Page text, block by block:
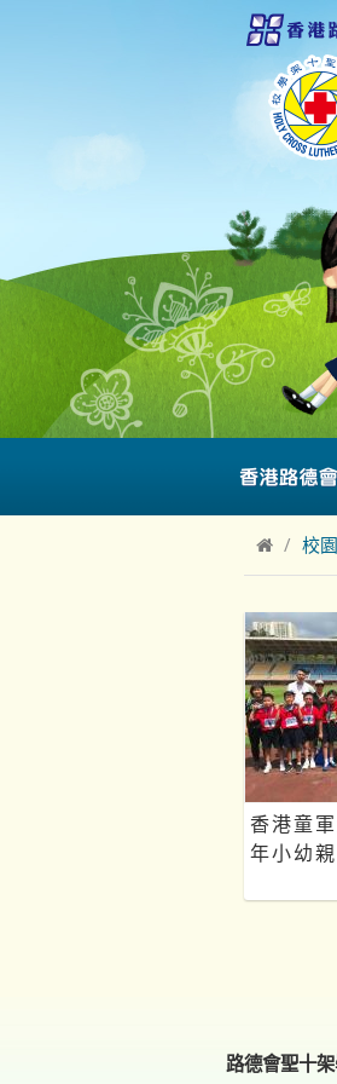
校
香港童
年小幼
路德會聖十